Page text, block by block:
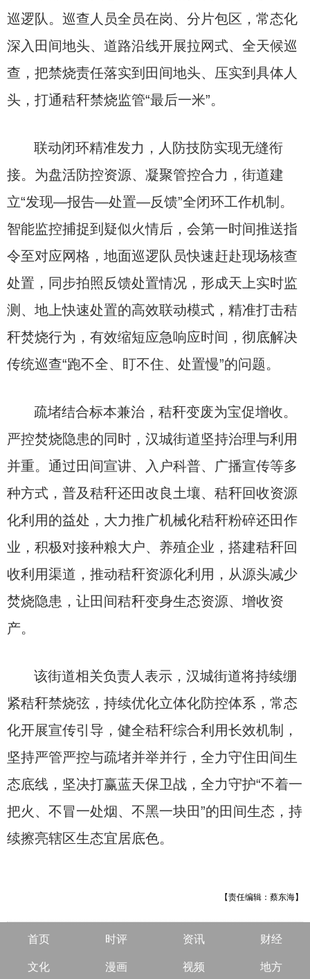
巡逻队。巡查人员全员在岗、分片包区，常态化
深入田间地头、道路沿线开展拉网式、全天候巡
查，把禁烧责任落实到田间地头、压实到具体人
头，打通秸秆禁烧监管“最后一米”。
联动闭环精准发力，人防技防实现无缝衔
接。为盘活防控资源、凝聚管控合力，街道建
立“发现—报告—处置—反馈”全闭环工作机制。
智能监控捕捉到疑似火情后，会第一时间推送指
令至对应网格，地面巡逻队员快速赶赴现场核查
处置，同步拍照反馈处置情况，形成天上实时监
测、地上快速处置的高效联动模式，精准打击秸
秆焚烧行为，有效缩短应急响应时间，彻底解决
传统巡查“跑不全、盯不住、处置慢”的问题。
疏堵结合标本兼治，秸秆变废为宝促增收。
严控焚烧隐患的同时，汉城街道坚持治理与利用
并重。通过田间宣讲、入户科普、广播宣传等多
种方式，普及秸秆还田改良土壤、秸秆回收资源
化利用的益处，大力推广机械化秸秆粉碎还田作
业，积极对接种粮大户、养殖企业，搭建秸秆回
收利用渠道，推动秸秆资源化利用，从源头减少
焚烧隐患，让田间秸秆变身生态资源、增收资
产。
该街道相关负责人表示，汉城街道将持续绷
紧秸秆禁烧弦，持续优化立体化防控体系，常态
化开展宣传引导，健全秸秆综合利用长效机制，
坚持严管严控与疏堵并举并行，全力守住田间生
态底线，坚决打赢蓝天保卫战，全力守护“不着一
把火、不冒一处烟、不黑一块田”的田间生态，持
续擦亮辖区生态宜居底色。
【责任编辑：蔡东海】
首页 时评 资讯 财经
文化 漫画 视频 地方